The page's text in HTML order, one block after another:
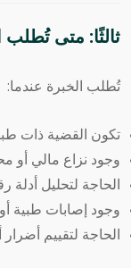
ثالثًا: متى تُطلب
تُطلب الخبرة عندما:
تكون القضية ذات
وجود نزاع مالي أو
الحاجة لتحليل أدلة
وجود إصابات طبية أو
الحاجة لتقييم